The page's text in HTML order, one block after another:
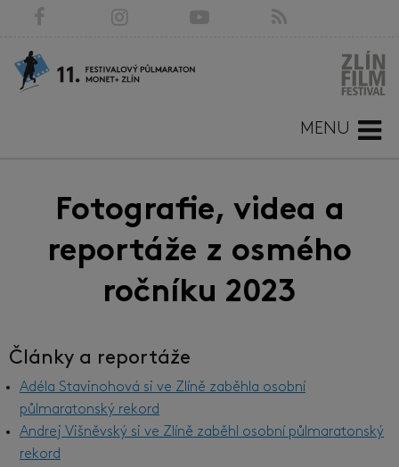
MENU
Fotografie, videa a
reportáže z osmého
ročníku 2023
Články a reportáže
Adéla Stavinohová si ve Zlíně zaběhla osobní
půlmaratonský rekord
Andrej Višněvský si ve Zlíně zaběhl osobní půlmaratonský
rekord